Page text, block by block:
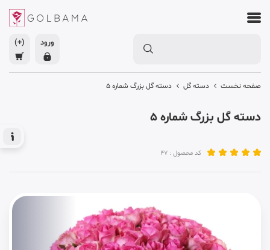
ورود (+)
صفحه نخست دسته گل دسته گل بزرگ شماره 5
دسته گل بزرگ شماره 5
کد محصول : 47